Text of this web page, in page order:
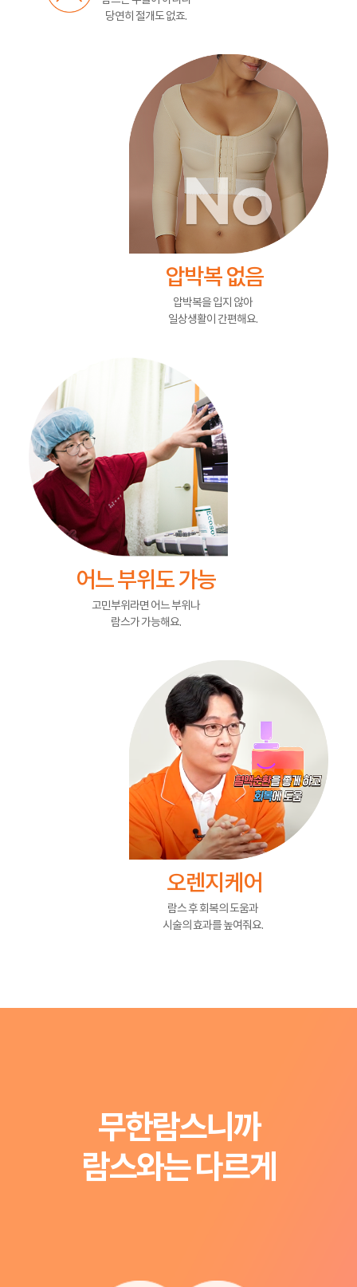
당연히 절개도 없죠.
압박복 없음
압박복을 입지 않아
일상생활이 간편해요.
어느 부위도 가능
고민부위라면 어느 부위나
람스가 가능해요.
오렌지케어
람스 후 회복의 도움과
시술의 효과를 높여줘요.
무한람스니까
람스와는 다르게